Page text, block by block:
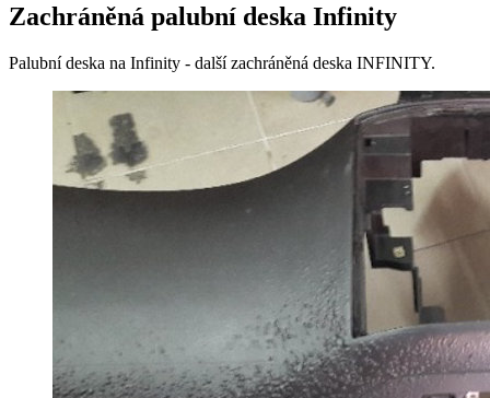
Zachráněná palubní deska Infinity
Palubní deska na Infinity - další zachráněná deska INFINITY.